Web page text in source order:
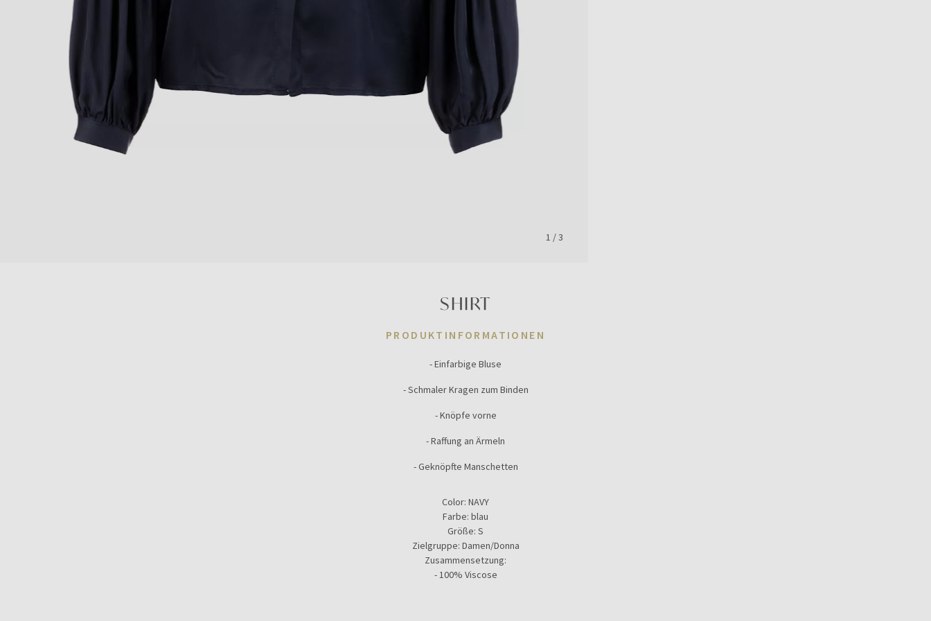
1 /3
SHIRT
PRODUKTINFORMATIONEN
- Einfarbige Bluse
- Schmaler Kragen zum Binden
- Knöpfe vorne
- Raffung an Ärmeln
- Geknöpfte Manschetten
Color: NAVY
Farbe: blau
Größe: S
Zielgruppe: Damen/Donna
Zusammensetzung:
- 100% Viscose